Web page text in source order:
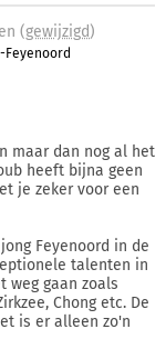
(gewijzigd)
Feyenoord
maar dan nog al het
heeft bijna geen
je zeker voor een
Feyenoord in de
talenten in
weg gaan zoals
Chong etc. De
is er alleen zo'n